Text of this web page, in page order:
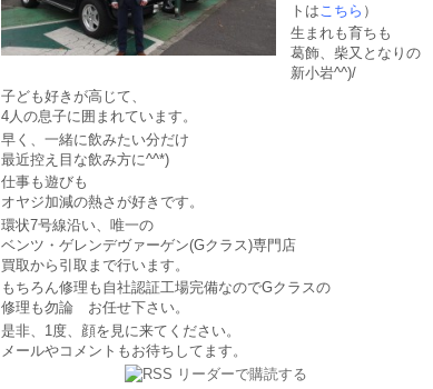
トは こちら ）
生まれも育ちも
葛飾、柴又となりの
新小岩^^)/
子ども好きが高じて、
4人の息子に囲まれています。
早く、一緒に飲みたい分だけ
最近控え目な飲み方に^^*)
仕事も遊びも
オヤジ加減の熱さが好きです。
環状7号線沿い、唯一の
ベンツ・ゲレンデヴァーゲン(Gクラス)専門店
買取から引取まで行います。
もちろん修理も自社認証工場完備なのでGクラスの
修理も勿論 お任せ下さい。
是非、1度、顔を見に来てください。
メールやコメントもお待ちしてます。